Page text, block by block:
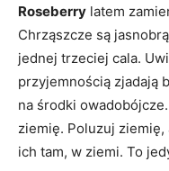
Roseberry latem
Chrząszcze są
jednej trzeciej cala.
przyjemnością zjadają
na środki
ziemię. Poluzuj ziemię,
ich tam, w ziemi. To